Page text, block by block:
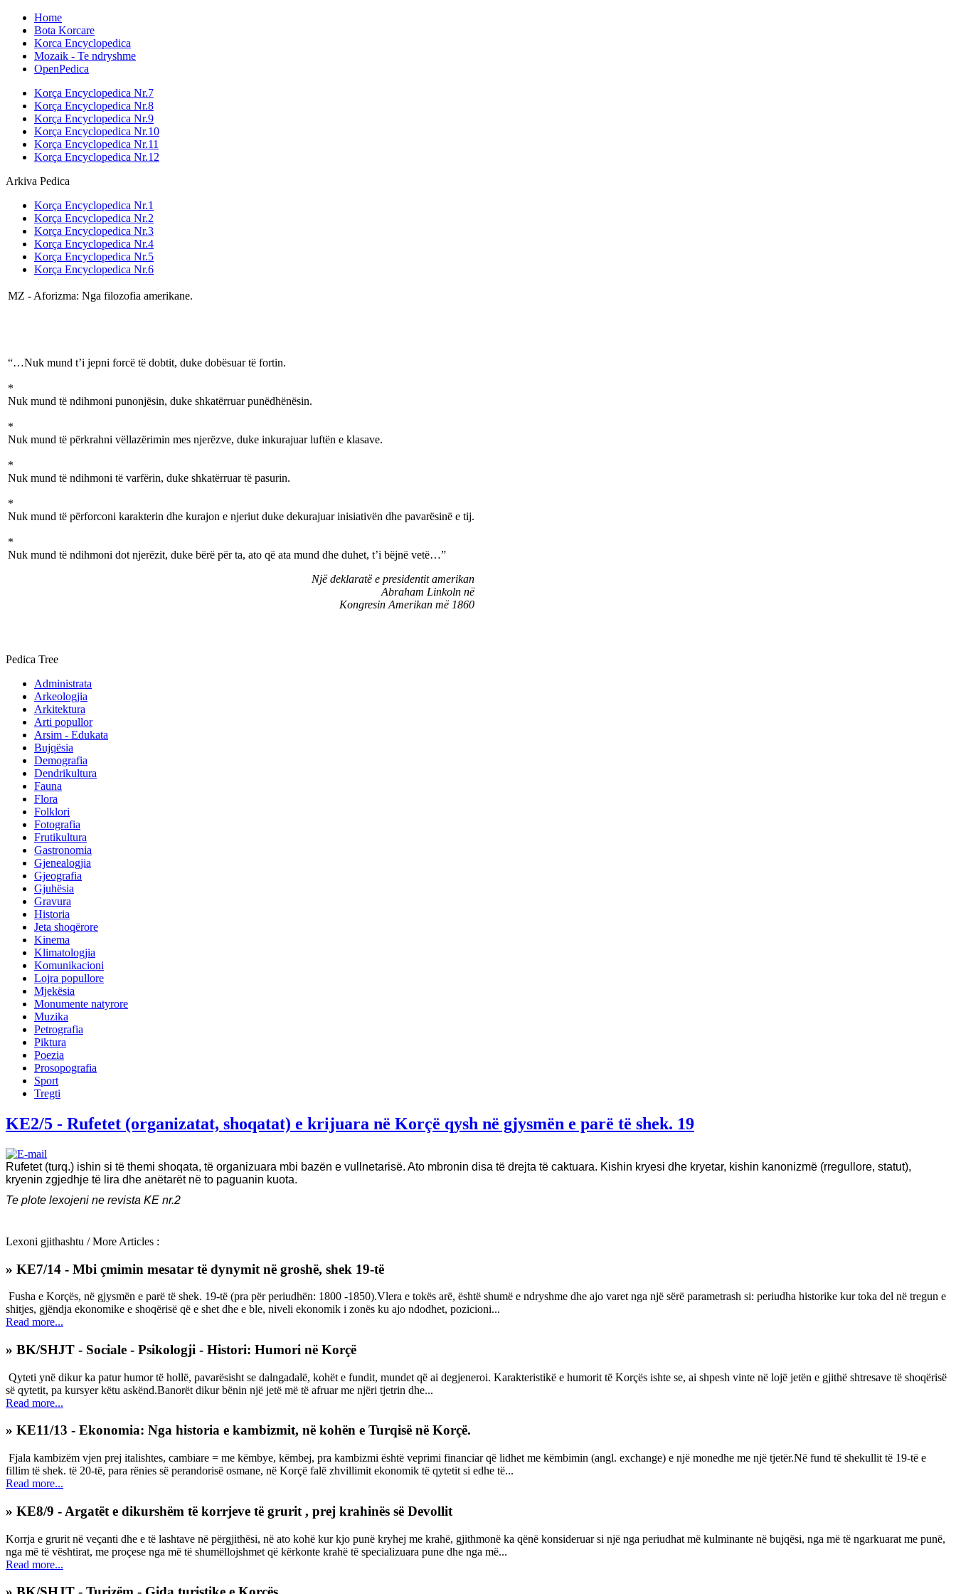
Home
Bota Korcare
Korca Encyclopedica
Mozaik - Te ndryshme
OpenPedica
Korça Encyclopedica Nr.7
Korça Encyclopedica Nr.8
Korça Encyclopedica Nr.9
Korça Encyclopedica Nr.10
Korça Encyclopedica Nr.11
Korça Encyclopedica Nr.12
Arkiva Pedica
Korça Encyclopedica Nr.1
Korça Encyclopedica Nr.2
Korça Encyclopedica Nr.3
Korça Encyclopedica Nr.4
Korça Encyclopedica Nr.5
Korça Encyclopedica Nr.6
MZ - Aforizma: Nga filozofia amerikane.
“…Nuk mund t’i jepni forcë të dobtit, duke dobësuar të fortin.
*
Nuk mund të ndihmoni punonjësin, duke shkatërruar punëdhënësin.
*
Nuk mund të përkrahni vëllazërimin mes njerëzve, duke inkurajuar luftën e klasave.
*
Nuk mund të ndihmoni të varfërin, duke shkatërruar të pasurin.
*
Nuk mund të përforconi karakterin dhe kurajon e njeriut duke dekurajuar inisiativën dhe pavarësinë e tij.
*
Nuk mund të ndihmoni dot njerëzit, duke bërë për ta, ato që ata mund dhe duhet, t’i bëjnë vetë…”
Një deklaratë e presidentit amerikan
Abraham Linkoln në
Kongresin Amerikan më 1860
Pedica Tree
Administrata
Arkeologjia
Arkitektura
Arti popullor
Arsim - Edukata
Bujqësia
Demografia
Dendrikultura
Fauna
Flora
Folklori
Fotografia
Frutikultura
Gastronomia
Gjenealogjia
Gjeografia
Gjuhësia
Gravura
Historia
Jeta shoqërore
Kinema
Klimatologjia
Komunikacioni
Lojra popullore
Mjekësia
Monumente natyrore
Muzika
Petrografia
Piktura
Poezia
Prosopografia
Sport
Tregti
KE2/5 - Rufetet (organizatat, shoqatat) e krijuara në Korçë qysh në gjysmën e parë të shek. 19
Rufetet (turq.) ishin si të themi shoqata, të organizuara mbi bazën e vullnetarisë. Ato mbronin disa të drejta të caktuara. Kishin kryesi dhe kryetar, kishin kanonizmë (rregullore, statut),
kryenin zgjedhje të lira dhe anëtarët në to paguanin kuota.
Te plote lexojeni ne revista KE nr.2
Lexoni gjithashtu / More Articles :
» KE7/14 - Mbi çmimin mesatar të dynymit në groshë, shek 19-të
Fusha e Korçës, në gjysmën e parë të shek. 19-të (pra për periudhën: 1800 -1850).Vlera e tokës arë, është shumë e ndryshme dhe ajo varet nga një sërë parametrash si: periudha historike kur toka del në tregun e
shitjes, gjëndja ekonomike e shoqërisë që e shet dhe e ble, niveli ekonomik i zonës ku ajo ndodhet, pozicioni...
Read more...
» BK/SHJT - Sociale - Psikologji - Histori: Humori në Korçë
Qyteti ynë dikur ka patur humor të hollë, pavarësisht se dalngadalë, kohët e fundit, mundet që ai degjeneroi. Karakteristikë e humorit të Korçës ishte se, ai shpesh vinte në lojë jetën e gjithë shtresave të shoqërisë
së qytetit, pa kursyer këtu askënd.Banorët dikur bënin një jetë më të afruar me njëri tjetrin dhe...
Read more...
» KE11/13 - Ekonomia: Nga historia e kambizmit, në kohën e Turqisë në Korçë.
Fjala kambizëm vjen prej italishtes, cambiare = me këmbye, këmbej, pra kambizmi është veprimi financiar që lidhet me këmbimin (angl. exchange) e një monedhe me një tjetër.Në fund të shekullit të 19-të e
fillim të shek. të 20-të, para rënies së perandorisë osmane, në Korçë falë zhvillimit ekonomik të qytetit si edhe të...
Read more...
» KE8/9 - Argatët e dikurshëm të korrjeve të grurit , prej krahinës së Devollit
Korrja e grurit në veçanti dhe e të lashtave në përgjithësi, në ato kohë kur kjo punë kryhej me krahë, gjithmonë ka qënë konsideruar si një nga periudhat më kulminante në bujqësi, nga më të ngarkuarat me punë,
nga më të vështirat, me proçese nga më të shumëllojshmet që kërkonte krahë të specializuara pune dhe nga më...
Read more...